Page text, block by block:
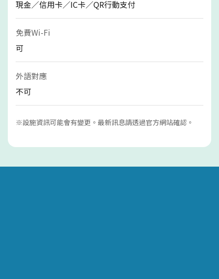
現金／信用卡／IC卡／QR行動支付
免費Wi-Fi
可
外語對應
不可
※設施資訊可能會有變更。最新訊息請透過官方網站確認。